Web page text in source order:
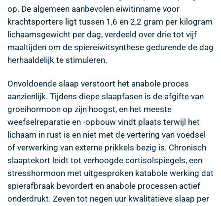
op. De algemeen aanbevolen eiwitinname voor
krachtsporters ligt tussen 1,6 en 2,2 gram per kilogram
lichaamsgewicht per dag, verdeeld over drie tot vijf
maaltijden om de spiereiwitsynthese gedurende de dag
herhaaldelijk te stimuleren.
Onvoldoende slaap verstoort het anabole proces
aanzienlijk. Tijdens diepe slaapfasen is de afgifte van
groeihormoon op zijn hoogst, en het meeste
weefselreparatie en -opbouw vindt plaats terwijl het
lichaam in rust is en niet met de vertering van voedsel
of verwerking van externe prikkels bezig is. Chronisch
slaaptekort leidt tot verhoogde cortisolspiegels, een
stresshormoon met uitgesproken katabole werking dat
spierafbraak bevordert en anabole processen actief
onderdrukt. Zeven tot negen uur kwalitatieve slaap per